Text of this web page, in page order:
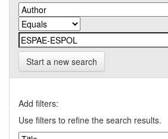
Start a new search
Add filters:
Use filters to refine the search results.